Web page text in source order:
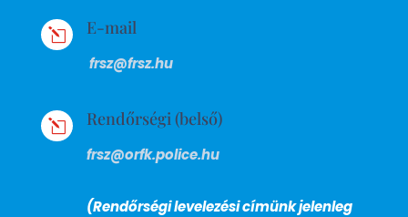
l E-mail
frsz@frsz.hu
l Rendőrségi (belső)
frsz@orfk.police.hu
(Rendőrségi levelezési címünk jelenleg